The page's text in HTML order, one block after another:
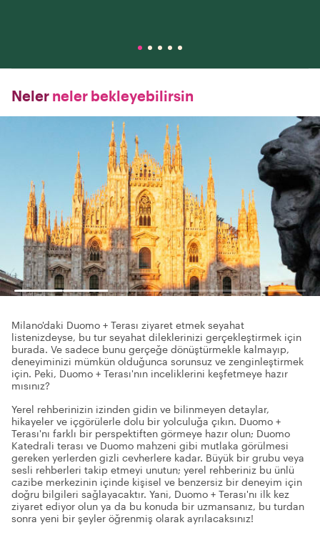
Neler neler bekleyebilirsin
Milano'daki Duomo + Terası ziyaret etmek seyahat
listenizdeyse, bu tur seyahat dileklerinizi gerçekleştirmek için
burada. Ve sadece bunu gerçeğe dönüştürmekle kalmayıp,
deneyiminizi mümkün olduğunca sorunsuz ve zenginleştirmek
için. Peki, Duomo + Terası'nın inceliklerini keşfetmeye hazır
mısınız?
Yerel rehberinizin izinden gidin ve bilinmeyen detaylar,
hikayeler ve içgörülerle dolu bir yolculuğa çıkın. Duomo +
Terası'nı farklı bir perspektiften görmeye hazır olun; Duomo
Katedrali terası ve Duomo mahzeni gibi mutlaka görülmesi
gereken yerlerden gizli cevherlere kadar. Büyük bir grubu veya
sesli rehberleri takip etmeyi unutun; yerel rehberiniz bu ünlü
cazibe merkezinin içinde kişisel ve benzersiz bir deneyim için
doğru bilgileri sağlayacaktır. Yani, Duomo + Terası'nı ilk kez
ziyaret ediyor olun ya da bu konuda bir uzmansanız, bu turdan
sonra yeni bir şeyler öğrenmiş olarak ayrılacaksınız!